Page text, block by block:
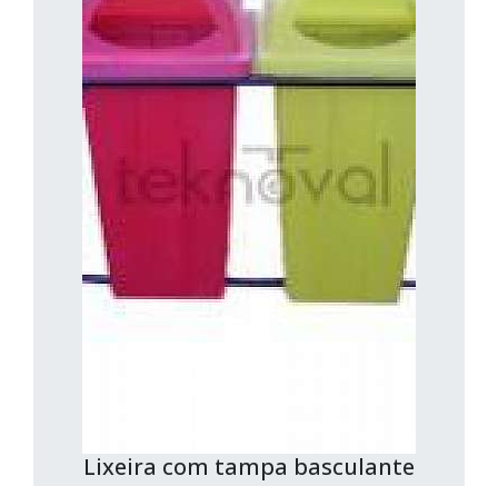
Lixeira com tampa basculante